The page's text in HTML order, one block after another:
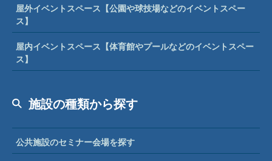
屋外イベントスペース【公園や球技場などのイベントスペー
ス】
屋内イベントスペース【体育館やプールなどのイベントスペー
ス】
施設の種類から探す
公共施設のセミナー会場を探す